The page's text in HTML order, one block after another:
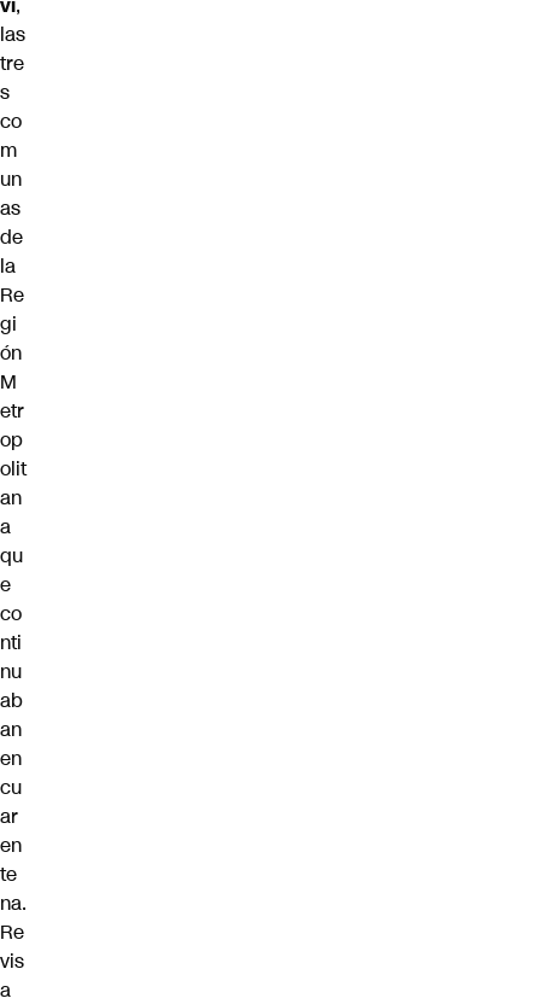
las
tre
s
co
m
un
as
de
la
Re
gi
ón
M
etr
op
olit
an
a
qu
e
co
nti
nu
ab
an
en
cu
ar
en
te
na.
Re
vis
a